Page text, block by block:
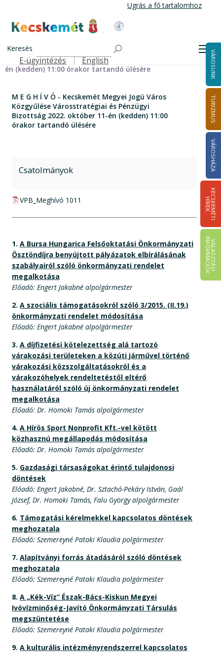
tartalomra
Ugrás a fő tartalomhoz
Kecskemét Város Honlapja
Keresés
Felső navigáció
E-ügyintézés English VÁROSUNK
TURIZMUS
VÁROSHÁZA
K
E
C
S
K
E
M
É
T
I
HÍ
R
E
K
V
Á
L
A
S
Z
T
Á
S
I
IN
F
O
R
M
Á
C
I
Ó
K
M E G H Í V Ó - Kecskemét Megyei Jogú Város Közgyűlése
Városstratégiai és Pénzügyi Bizottság 2022. október 11-
én (kedden) 11:00 órakor tartandó ülésére
M E G H Í V Ó - Kecskemét Megyei Jogú Város
Közgyűlése Városstratégiai és Pénzügyi
Bizottság 2022. október 11-én (kedden) 11:00
órakor tartandó ülésére
Csatolmányok
pdf csatolmány:
VPB_Meghívó 1011
1. A Bursa Hungarica Felsőoktatási Önkormányzati
Ösztöndíjra benyújtott pályázatok elbírálásának
szabályairól szóló önkormányzati rendelet
megalkotása
Előadó: Engert Jakabné alpolgármester
2. A szociális támogatásokról szóló 3/2015. (II.19.)
önkormányzati rendelet módosítása
Előadó: Engert Jakabné alpolgármester
3. A díjfizetési kötelezettség alá tartozó
várakozási területeken a közúti járművel történő
várakozási közszolgáltatásokról és a
várakozóhelyek rendeltetéstől eltérő
használatáról szóló új önkormányzati rendelet
megalkotása
Előadó: Dr. Homoki Tamás alpolgármester
4. A Hírös Sport Nonprofit Kft.-vel kötött
közhasznú megállapodás módosítása
Előadó: Dr. Homoki Tamás alpolgármester
5. Gazdasági társaságokat érintő tulajdonosi
döntések
Előadó: Engert Jakabné, Dr. Sztachó-Pekáry István, Gaál
József, Dr. Homoki Tamás, Falu György alpolgármester
6. Támogatási kérelmekkel kapcsolatos döntések
meghozatala
Előadó: Szemereyné Pataki Klaudia polgármester
7. Alapítványi forrás átadásáról szóló döntések
meghozatala
Előadó: Szemereyné Pataki Klaudia polgármester
8. A „Kék-Víz” Észak-Bács-Kiskun Megyei
Ivóvízminőség-Javító Önkormányzati Társulás
megszüntetése
Előadó: Szemereyné Pataki Klaudia polgármester
9. A kulturális intézményrendszerrel kapcsolatos